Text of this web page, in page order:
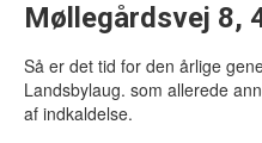
Møllegårdsvej 8,
Så er det tid for den årlige
Landsbylaug. som allerede
af indkaldelse.